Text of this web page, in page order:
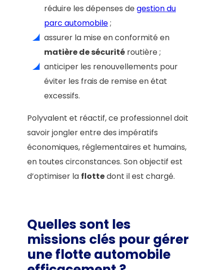
réduire les dépenses degestion du
parc automobile;
assurer la mise en conformité en
matière de sécurité routière ;
anticiper les renouvellements pour
éviter les frais de remise en état
excessifs.
Polyvalent et réactif, ce professionnel doit
savoir jongler entre des impératifs
économiques, réglementaires et humains,
en toutes circonstances. Son objectif est
d’optimiser la flottedont il est chargé.
Quelles sont les
missions clés pour gérer
une flotte automobile